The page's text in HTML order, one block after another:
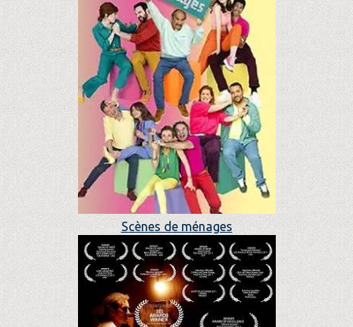
Scènes de ménages